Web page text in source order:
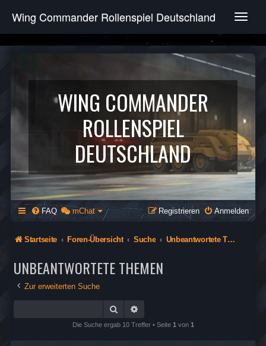
T
g
e
v
g
a
t
i
o
n
Wing Commander Rollenspiel Deutschland
WING COMMANDER
ROLLENSPIEL
DEUTSCHLAND
FAQ mChat Anmelden
Registrieren
Startseite Foren-Übersicht Suche Unbeantwortete Themen
UNBEANTWORTETE THEMEN
Zur erweiterten Suche
Suche
Die Suche ergab 10 Treffer • Seite 1 von 1